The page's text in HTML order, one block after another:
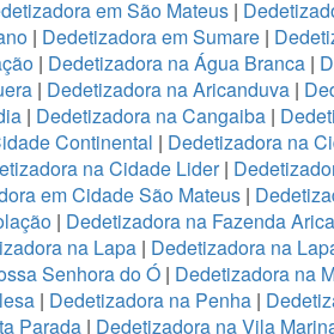
em São Mateus |
| Dedetizadora em Sumare |
| Dedetizadora na Água Branca|
| Dedetizadora na Aricanduva |
| Dedetizadora na Cangaiba|
Continental | Dedetizadora na
na Cidade Lider|
em Cidade São Mateus|
| Dedetizadora na Fazenda
na Lapa | Dedetizadora na
Senhora do Ó | Dedetizadora na
| Dedetizadora na Penha |
Parada | Dedetizadora na Vila